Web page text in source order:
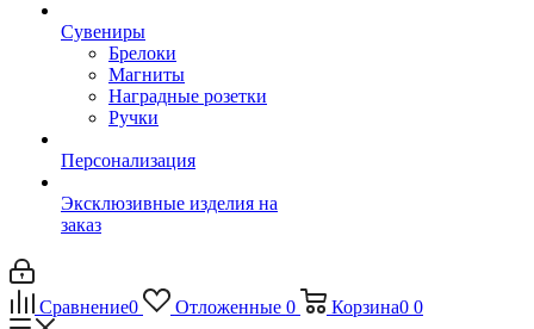
Сувениры
Брелоки
Магниты
Наградные розетки
Ручки
Персонализация
Эксклюзивные изделия на
заказ
Сравнение0 Отложенные 0 Корзина0 0